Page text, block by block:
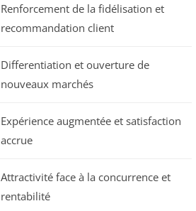
Renforcement de la fidélisation et
recommandation client
Differentiation et ouverture de
nouveaux marchés
Expérience augmentée et satisfaction
accrue
Attractivité face à la concurrence et
rentabilité